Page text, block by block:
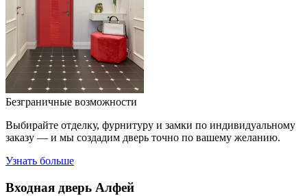
Безграничные возможности
Выбирайте отделку, фурнитуру и замки по индивидуальному
заказу — и мы создадим дверь точно по вашему желанию.
Узнать больше
Входная дверь Алфей